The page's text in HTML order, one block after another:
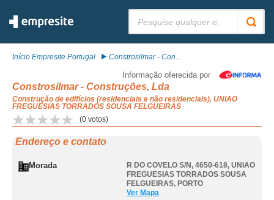
Início Empresite Portugal Constrosilmar - Con...
Informação oferecida por
Constrosilmar - Construções, Lda
Construção de edifícios (residenciais e não residenciais), UNIAO
FREGUESIAS TORRADOS SOUSA FELGUEIRAS
(0 votos)
Endereço e contato
Morada R DO COVELO S/N, 4650-618, UNIAO
FREGUESIAS TORRADOS SOUSA
FELGUEIRAS, PORTO
Ver Mapa